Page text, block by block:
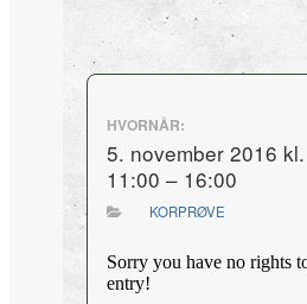
HVORNÅR:
5. november 2016 kl.
11:00 – 16:00
KORPRØVE
Sorry you have no rights
entry!